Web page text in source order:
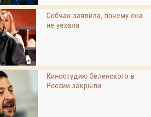
Собчак заявила, почему она
не уехала
Киностудию Зеленского в
России закрыли